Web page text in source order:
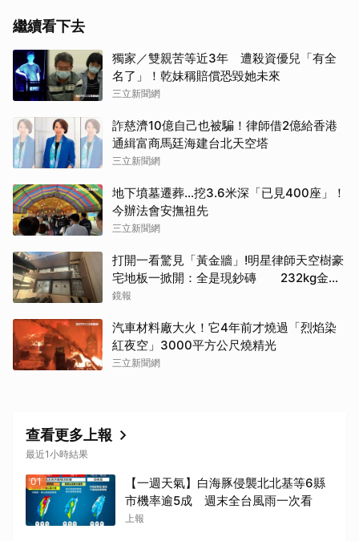
繼續看下去
獨家／雙親苦等近3年 遭殺資優兒「有全
名了」！乾妹稱賠償恐毀她未來
三立新聞網
詐慈濟10億自己也被騙！律師借2億給香港
通緝富商馬廷海建台北天空塔
三立新聞網
地下墳墓遷葬…挖3.6米深「已見400座」！
今辦法會安撫祖先
三立新聞網
打開一看驚見「黃金牆」!明星律師天空樹豪
宅地板一掀開：全是現鈔磚 232kg金山
震撼影像曝
鏡報
汽車材料廠大火！它4年前才燒過「烈焰染
紅夜空」3000平方公尺燒精光
三立新聞網
查看更多上報
最近1小時結果
01
【一週天氣】白海豚侵襲北北基等6縣
市機率逾5成 週末全台風雨一次看
上報
取消